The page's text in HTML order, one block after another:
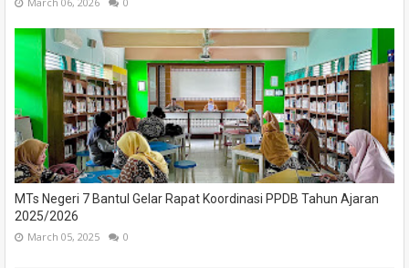
MTs Negeri 7 Bantul Gelar Rapat Koordinasi PPDB Tahun Ajaran
2025/2026
March 05, 2025 0